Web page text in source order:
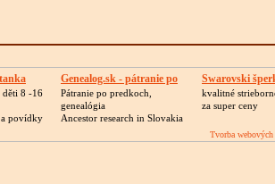
děti 8 -16
povídky
Genealog.sk - pátranie po
Pátranie po predkoch,
genealógia
Ancestor research in Slovakia
Swarovski
kvalitné
za super ceny
Tvorba webových